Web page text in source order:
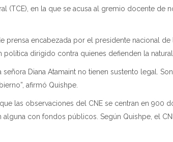
(TCE), en la que se acusa al gremio docente de
prensa encabezada por el presidente nacional
política dirigido contra quienes defienden la
señora Diana Atamaint no tienen sustento legal.
afirmó Quishpe.
las observaciones del CNE se centran en
alguna con fondos públicos. Según Quishpe, el